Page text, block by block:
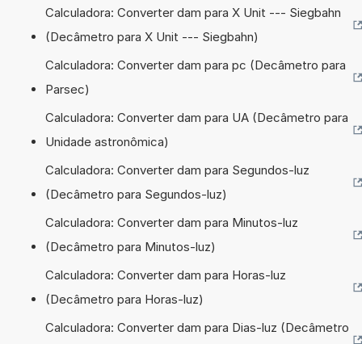
Calculadora: Converter dam para X Unit --- Siegbahn
(Decâmetro para X Unit --- Siegbahn)
Calculadora: Converter dam para pc (Decâmetro para
Parsec)
Calculadora: Converter dam para UA (Decâmetro para
Unidade astronômica)
Calculadora: Converter dam para Segundos-luz
(Decâmetro para Segundos-luz)
Calculadora: Converter dam para Minutos-luz
(Decâmetro para Minutos-luz)
Calculadora: Converter dam para Horas-luz
(Decâmetro para Horas-luz)
Calculadora: Converter dam para Dias-luz (Decâmetro